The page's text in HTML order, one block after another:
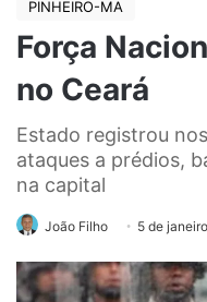
PINHEIRO-MA
Força
no Ceará
Estado registrou
ataques a prédios,
na capital
João Filho 5 de